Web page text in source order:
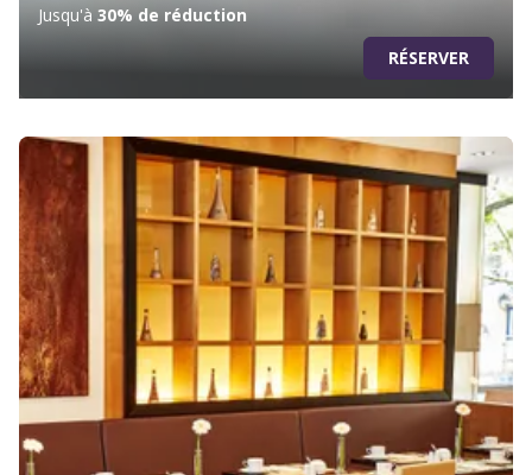
Jusqu'à 30% de réduction
RÉSERVER